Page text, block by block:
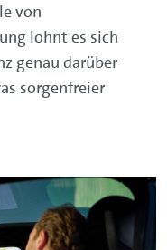
von
lohnt es sich
genau darüber
sorgenfreier